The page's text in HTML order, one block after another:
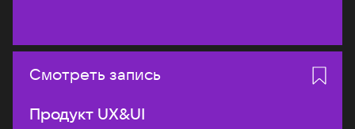
Смотреть запись
Продукт UX&UI